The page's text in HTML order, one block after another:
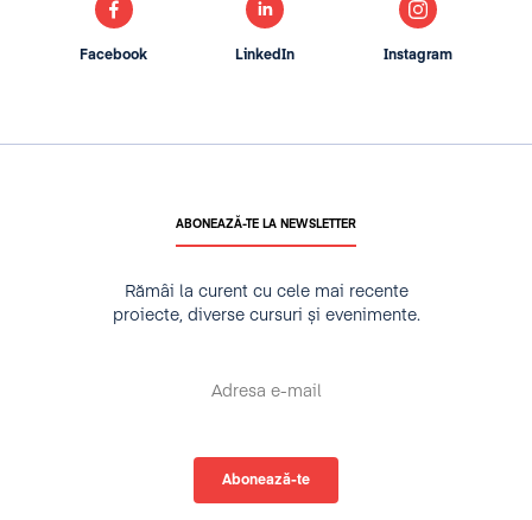
ABONEAZĂ-TE LA NEWSLETTER
Rămâi la curent cu cele mai recente
proiecte, diverse cursuri și evenimente.
Facebook LinkedIn Instagram